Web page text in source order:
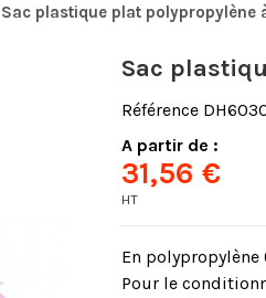
Sac plastique plat polypropylène
Sac
Référence
A partir de :
31,56 €
HT
En polypropylène
Pour le